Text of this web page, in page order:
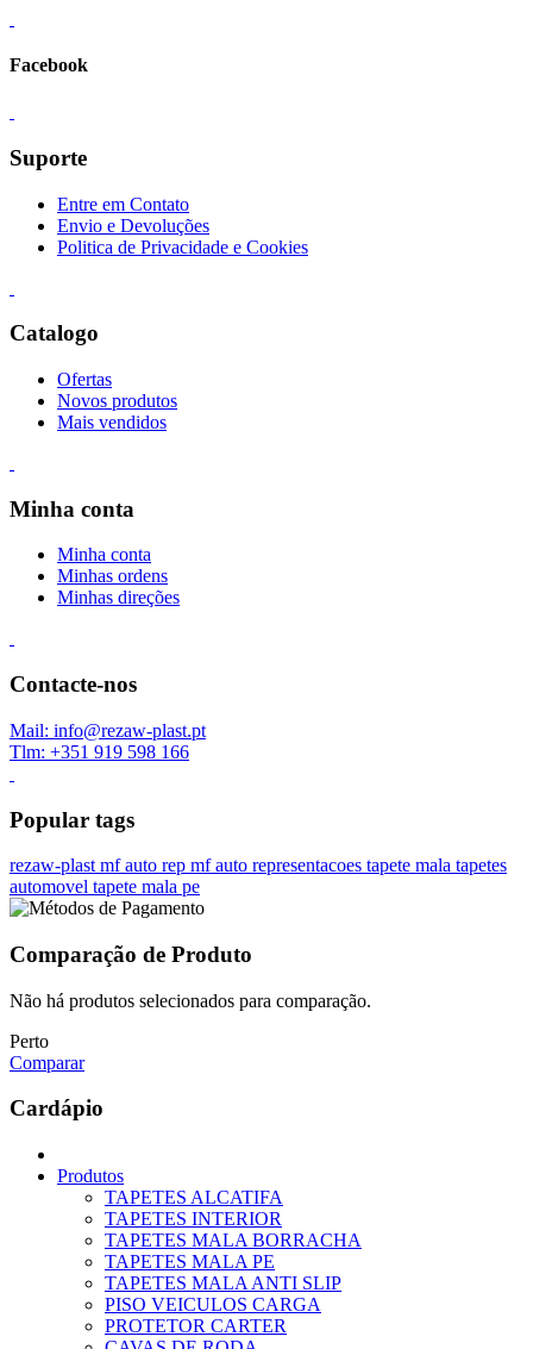
Facebook
Suporte
Entre em Contato
Envio e Devoluções
Politica de Privacidade e Cookies
Catalogo
Ofertas
Novos produtos
Mais vendidos
Minha conta
Minha conta
Minhas ordens
Minhas direções
Contacte-nos
Mail: info@rezaw-plast.pt
Tlm: +351 919 598 166
Popular tags
rezaw-plast mf auto rep mf auto representacoes tapete mala tapetes
automovel tapete mala pe
Comparação de Produto
Não há produtos selecionados para comparação.
Perto
Comparar
Cardápio
Produtos
TAPETES ALCATIFA
TAPETES INTERIOR
TAPETES MALA BORRACHA
TAPETES MALA PE
TAPETES MALA ANTI SLIP
PISO VEICULOS CARGA
PROTETOR CARTER